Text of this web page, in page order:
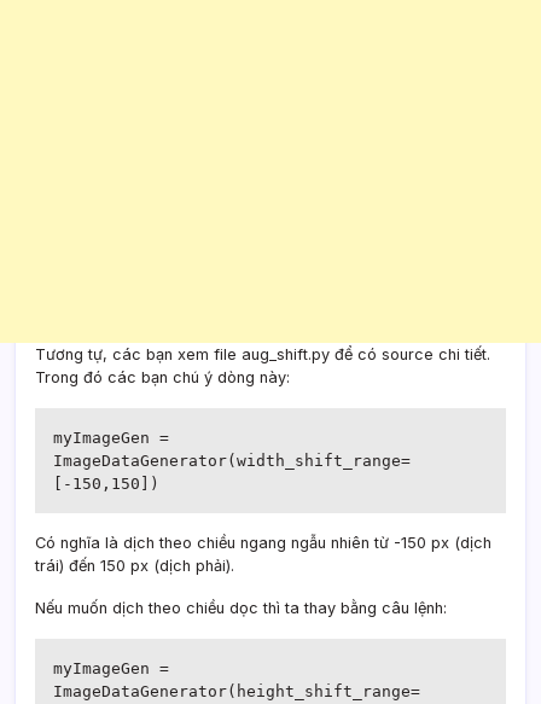
Tương tự, các bạn xem file aug_shift.py để có source chi tiết.
Trong đó các bạn chú ý dòng này:
myImageGen =
ImageDataGenerator(width_shift_range=
[-150,150])
Có nghĩa là dịch theo chiều ngang ngẫu nhiên từ -150 px (dịch
trái) đến 150 px (dịch phải).
Nếu muốn dịch theo chiều dọc thì ta thay bằng câu lệnh:
myImageGen =
ImageDataGenerator(height_shift_range=